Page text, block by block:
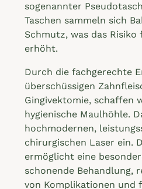
sogenannter
Taschen sammeln sich
Schmutz, was das
erhöht.
Durch die fachgerechte
überschüssigen
Gingivektomie, schaffen
hygienische Maulhöhle.
hochmodernen,
chirurgischen Laser ein.
ermöglicht eine
schonende Behandlung,
von Komplikationen und